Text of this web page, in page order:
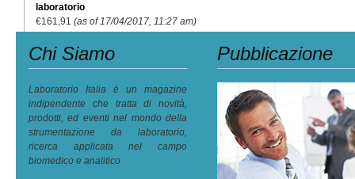
laboratorio
€161,91 (as of 17/04/2017, 11:27 am)
Chi Siamo
Laboratorio Italia è un magazine
indipendente che tratta di novità,
prodotti, ed eventi nel mondo della
strumentazione da laboratorio,
ricerca applicata nel campo
biomedico e analitico
Pubblicazione